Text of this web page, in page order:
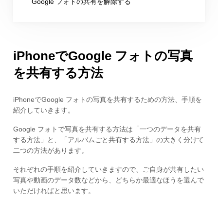
iPhoneでGoogle フォトの写真
を共有する方法
iPhoneでGoogle フォトの写真を共有するための方法、手順を
紹介していきます。
Google フォトで写真を共有する方法は「一つのデータを共有
する方法」と、「アルバムごと共有する方法」の大きく分けて
二つの方法があります。
それぞれの手順を紹介していきますので、ご自身が共有したい
写真や動画のデータ数などから、どちらか最適なほうを選んで
いただければと思います。